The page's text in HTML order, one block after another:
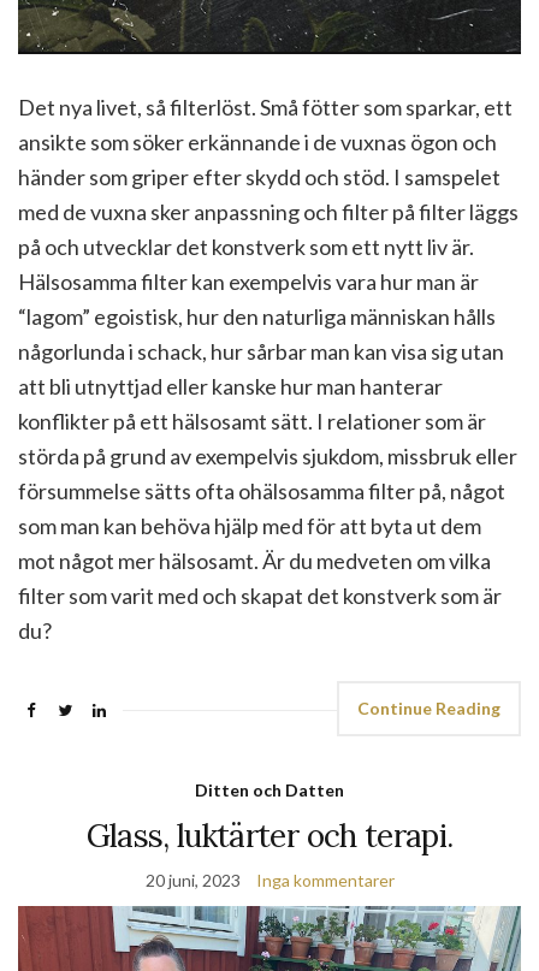
Det nya livet, så filterlöst. Små fötter som sparkar, ett
ansikte som söker erkännande i de vuxnas ögon och
händer som griper efter skydd och stöd. I samspelet
med de vuxna sker anpassning och filter på filter läggs
på och utvecklar det konstverk som ett nytt liv är.
Hälsosamma filter kan exempelvis vara hur man är
“lagom” egoistisk, hur den naturliga människan hålls
någorlunda i schack, hur sårbar man kan visa sig utan
att bli utnyttjad eller kanske hur man hanterar
konflikter på ett hälsosamt sätt. I relationer som är
störda på grund av exempelvis sjukdom, missbruk eller
försummelse sätts ofta ohälsosamma filter på, något
som man kan behöva hjälp med för att byta ut dem
mot något mer hälsosamt. Är du medveten om vilka
filter som varit med och skapat det konstverk som är
du?
Continue Reading
Ditten och Datten
Glass, luktärter och terapi.
20 juni, 2023 Inga kommentarer